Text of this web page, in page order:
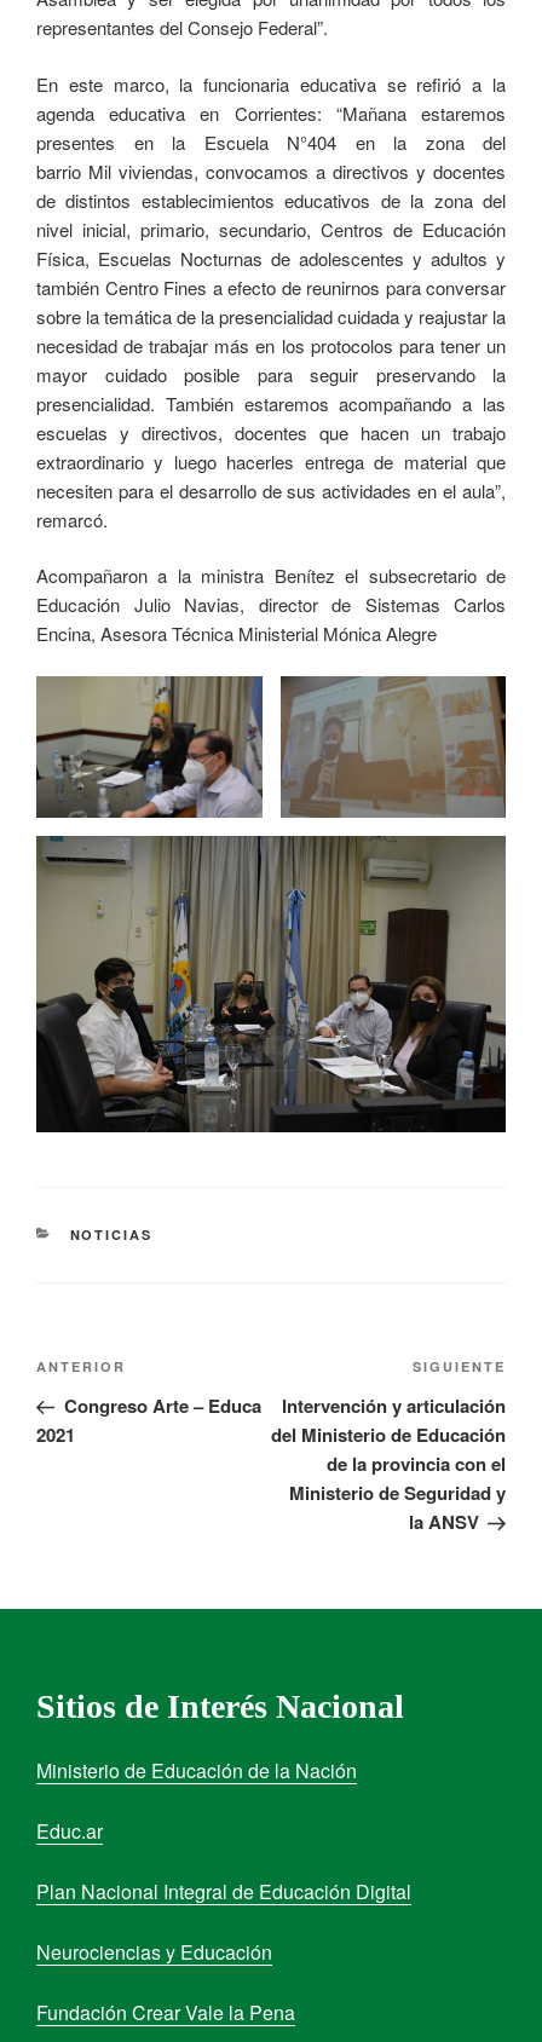
representantes del Consejo Federal”.
En este marco, la funcionaria educativa se refirió a la
agenda educativa en Corrientes: “Mañana estaremos
presentes en la Escuela N°404 en la zona del
barrio Mil viviendas, convocamos a directivos y docentes
de distintos establecimientos educativos de la zona del
nivel inicial, primario, secundario, Centros de Educación
Física, Escuelas Nocturnas de adolescentes y adultos y
también Centro Fines a efecto de reunirnos para conversar
sobre la temática de la presencialidad cuidada y reajustar la
necesidad de trabajar más en los protocolos para tener un
mayor cuidado posible para seguir preservando la
presencialidad. También estaremos acompañando a las
escuelas y directivos, docentes que hacen un trabajo
extraordinario y luego hacerles entrega de material que
necesiten para el desarrollo de sus actividades en el aula”,
remarcó.
Acompañaron a la ministra Benítez el subsecretario de
Educación Julio Navias, director de Sistemas Carlos
Encina, Asesora Técnica Ministerial Mónica Alegre
NOTICIAS
ANTERIOR
Congreso Arte – Educa
2021
SIGUIENTE
Intervención y articulación
del Ministerio de Educación
de la provincia con el
Ministerio de Seguridad y
la ANSV
Sitios de Interés Nacional
Ministerio de Educación de la Nación
Educ.ar
Plan Nacional Integral de Educación Digital
Neurociencias y Educación
Fundación Crear Vale la Pena